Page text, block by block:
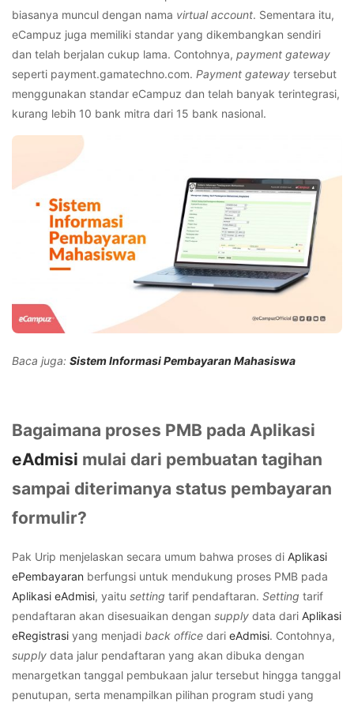
biasanya muncul dengan nama virtual account. Sementara itu,
eCampuz juga memiliki standar yang dikembangkan sendiri
dan telah berjalan cukup lama. Contohnya, payment gateway
seperti payment.gamatechno.com. Payment gateway tersebut
menggunakan standar eCampuz dan telah banyak terintegrasi,
kurang lebih 10 bank mitra dari 15 bank nasional.
Baca juga: Sistem Informasi Pembayaran Mahasiswa
Bagaimana proses PMB pada Aplikasi
eAdmisi mulai dari pembuatan tagihan
sampai diterimanya status pembayaran
formulir?
Pak Urip menjelaskan secara umum bahwa proses di Aplikasi
ePembayaran berfungsi untuk mendukung proses PMB pada
Aplikasi eAdmisi, yaitu setting tarif pendaftaran. Setting tarif
pendaftaran akan disesuaikan dengan supply data dari Aplikasi
eRegistrasi yang menjadi back office dari eAdmisi. Contohnya,
supply data jalur pendaftaran yang akan dibuka dengan
menargetkan tanggal pembukaan jalur tersebut hingga tanggal
penutupan, serta menampilkan pilihan program studi yang